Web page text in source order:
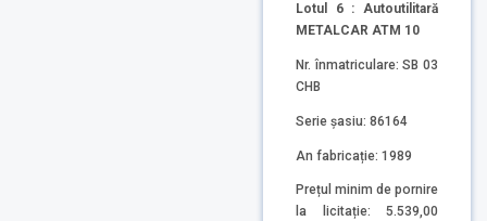
Lotul 6 : Autoutilitară
METALCAR ATM 10
Nr. înmatriculare: SB 03
CHB
Serie șasiu: 86164
An fabricație: 1989
Prețul minim de pornire
la licitație: 5.539,00